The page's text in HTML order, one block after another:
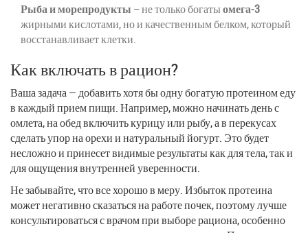
Рыба и морепродукты – не только богатыомега-3
жирными кислотами, но и качественным белком, который
восстанавливает клетки.
Как включать в рацион?
Ваша задача — добавить хотя бы одну богатую протеином еду
в каждый прием пищи. Например, можно начинать день с
омлета, на обед включить курицу или рыбу, а в перекусах
сделать упор на орехи и натуральный йогурт. Это будет
несложно и принесет видимые результаты как для тела, так и
для ощущения внутренней уверенности.
Не забывайте, что все хорошо в меру. Избыток протеина
может негативно сказаться на работе почек, поэтому лучше
консультироваться с врачом при выборе рациона, особенно